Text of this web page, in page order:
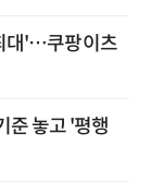
대'…쿠팡이츠
준 놓고 '평행